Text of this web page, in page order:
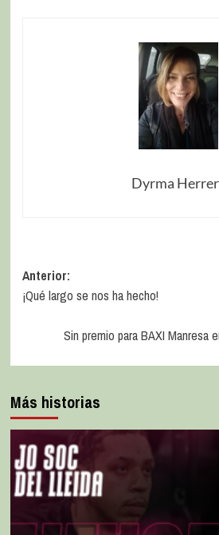
Dyrma
Anterior:
¡Qué largo se nos ha hecho!
Sin premio para BAXI Manresa
Más historias